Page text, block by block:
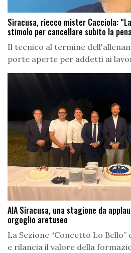
Siracusa, riecco mister Cacciola:
stimolo per cancellare subito la
Il tecnico al termine
porte aperte per addetti ai
AIA Siracusa, una stagione da
orgoglio aretuseo
La Sezione “Concetto Lo
e rilancia il valore della